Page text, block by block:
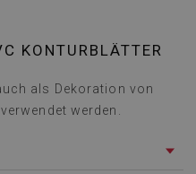
KONTURBLÄTTER
als Dekoration von
werden.